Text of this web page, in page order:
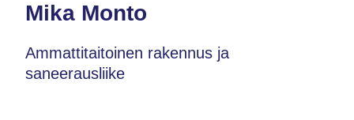
Mika Monto
Ammattitaitoinen rakennus ja
saneerausliike